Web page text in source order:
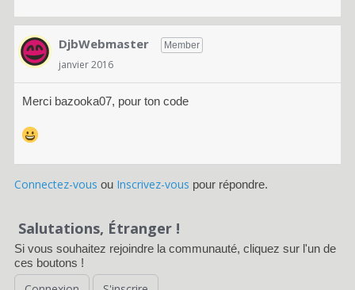
DjbWebmaster Member
janvier 2016
Merci bazooka07, pour ton code
Connectez-vous ou Inscrivez-vous pour répondre.
Salutations, Étranger !
Si vous souhaitez rejoindre la communauté, cliquez sur l'un de
ces boutons !